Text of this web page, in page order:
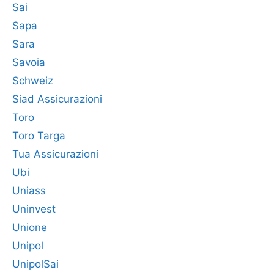
Sai
Sapa
Sara
Savoia
Schweiz
Siad Assicurazioni
Toro
Toro Targa
Tua Assicurazioni
Ubi
Uniass
Uninvest
Unione
Unipol
UnipolSai